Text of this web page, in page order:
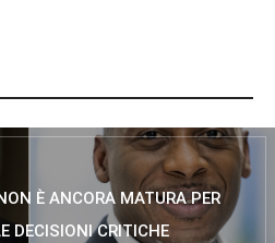
È ANCORA MATURA PER
DECISIONI CRITICHE